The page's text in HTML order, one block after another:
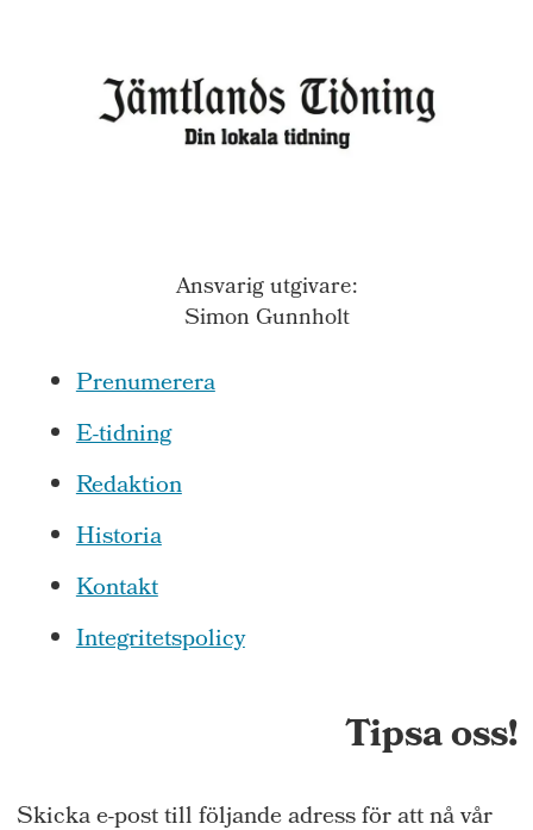
Ansvarig utgivare:
Simon Gunnholt
Prenumerera
E-tidning
Redaktion
Historia
Kontakt
Integritetspolicy
Tipsa oss!
Skicka e-post till följande adress för att nå vår